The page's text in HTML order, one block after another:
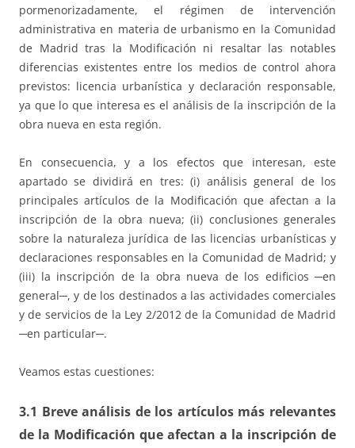
pormenorizadamente, el régimen de intervención
administrativa en materia de urbanismo en la Comunidad
de Madrid tras la Modificación ni resaltar las notables
diferencias existentes entre los medios de control ahora
previstos: licencia urbanística y declaración responsable,
ya que lo que interesa es el análisis de la inscripción de la
obra nueva en esta región.
En consecuencia, y a los efectos que interesan, este
apartado se dividirá en tres: (i) análisis general de los
principales artículos de la Modificación que afectan a la
inscripción de la obra nueva; (ii) conclusiones generales
sobre la naturaleza jurídica de las licencias urbanísticas y
declaraciones responsables en la Comunidad de Madrid; y
(iii) la inscripción de la obra nueva de los edificios ─en
general─, y de los destinados a las actividades comerciales
y de servicios de la Ley 2/2012 de la Comunidad de Madrid
─en particular─.
Veamos estas cuestiones:
3.1 Breve análisis de los artículos más relevantes
de la Modificación que afectan a la inscripción de